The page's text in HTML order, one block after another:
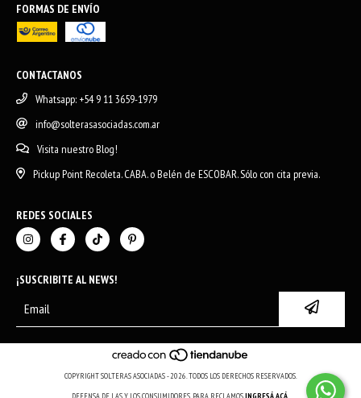
FORMAS DE ENVÍO
CONTACTANOS
Whatsapp: +54 9 11 3659-1979
info@solterasasociadas.com.ar
Visita nuestro Blog!
Pickup Point Recoleta. CABA. o Belén de ESCOBAR. Sólo con cita previa.
REDES SOCIALES
¡SUSCRIBITE AL NEWS!
COPYRIGHT SOLTERAS ASOCIADAS - 2026. TODOS LOS DERECHOS RESERVADOS.